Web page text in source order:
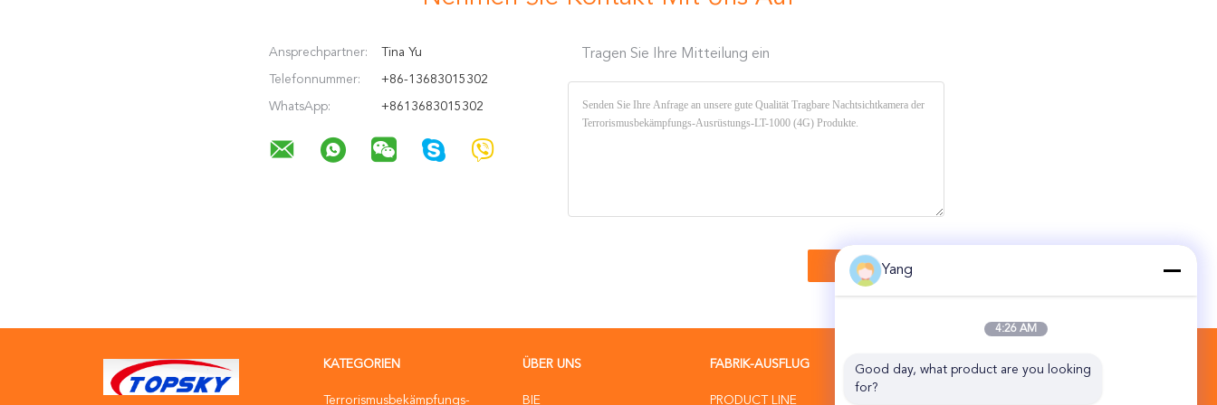
Ansprechpartner: Tina Yu
Telefonnummer: +86-13683015302
WhatsApp: +8613683015302
Tragen Sie Ihre Mitteilung ein
KATEGORIEN
Terrorismusbekämpfungs-
ÜBER UNS
BIE
FABRIK-AUSFLUG
PRODUCT LINE
KONTAKT
Yang
4:26 AM
Good day, what product are you looking
for?